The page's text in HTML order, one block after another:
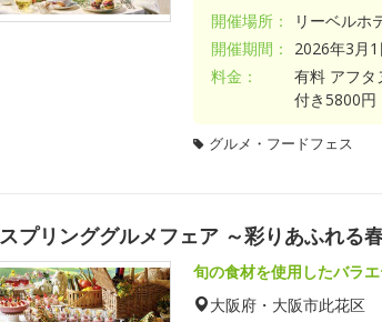
開催場所：
リーベルホ
開催期間：
2026年3月
料金：
有料 アフ
付き5800
グルメ・フードフェス
スプリンググルメフェア ～彩りあふれる
旬の食材を使用したバラ
大阪府・大阪市此花区